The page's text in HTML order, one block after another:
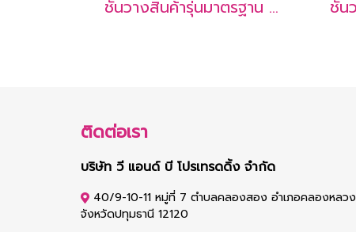
ชั้นวางสินค้ารุ่นมาตรฐาน 1 หน้า 5 ชั้นรวมฐาน 1 ช่อง (1 ชุดต้น)
ติดต่อเรา
บริษัท วี แอนด์ บี โปรเทรดดิ้ง จำกัด
40/9-10-11 หมู่ที่ 7 ตำบลคลองสอง อำเภอคลองหลวง
จังหวัดปทุมธานี 12120